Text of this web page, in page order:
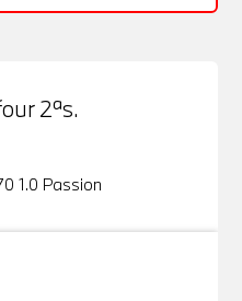
2ªs.
1.0 Passion